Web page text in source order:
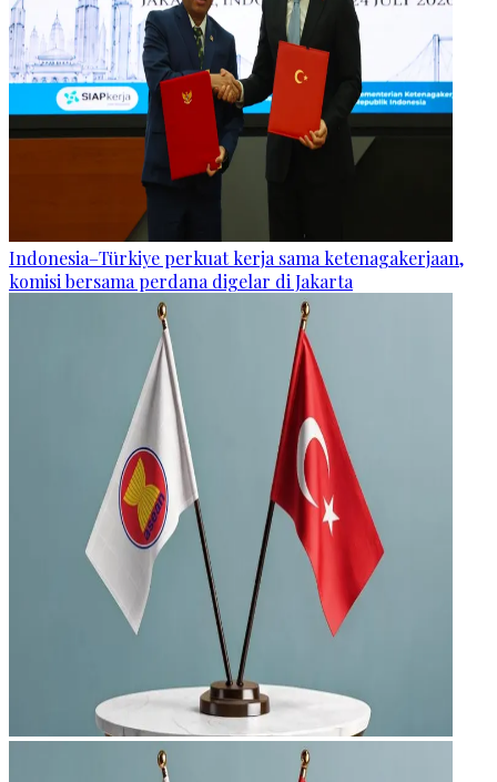
Indonesia–Türkiye perkuat kerja sama ketenagakerjaan,
komisi bersama perdana digelar di Jakarta